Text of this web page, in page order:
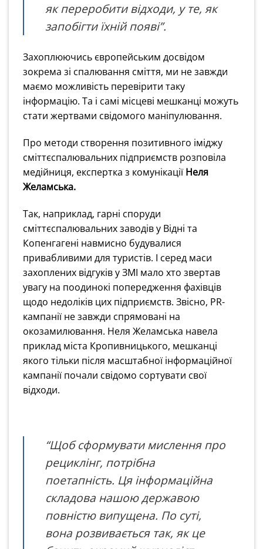
як переробити відходи, у те, як
запобігти їхній появі”.
Захоплюючись європейським досвідом
зокрема зі спалювання сміття, ми не завжди
маємо можливість перевірити таку
інформацію. Та і самі місцеві мешканці можуть
стати жертвами свідомого маніпулювання.
Про методи створення позитивного іміджу
сміттєспалювальних підприємств розповіла
медійниця, експертка з комунікаціїНеля
Желамська.
Так, наприклад, гарні споруди
сміттєспалювальних заводів у Відні та
Копенгагені навмисно будувалися
привабливими для туристів. І серед маси
захоплених відгуків у ЗМІ мало хто звертав
увагу на поодинокі попередження фахівців
щодо недоліків цих підприємств. Звісно, PR-
кампанії не завжди спрямовані на
окозамилювання. Неля Желамська навела
приклад міста Кропивницького, мешканці
якого тільки після масштабної інформаційної
кампанії почали свідомо сортувати свої
відходи.
“Щоб сформувати мислення про
рециклінг, потрібна
поетапність. Ця інформаційна
складова нашою державою
повністю випущена. По суті,
вона розвивається так, як це